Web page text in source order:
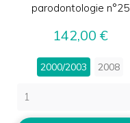
parodontologie n°25
Prix
142,00 €
2000/2003 2008